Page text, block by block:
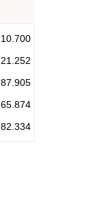
10.700
21.252
87.905